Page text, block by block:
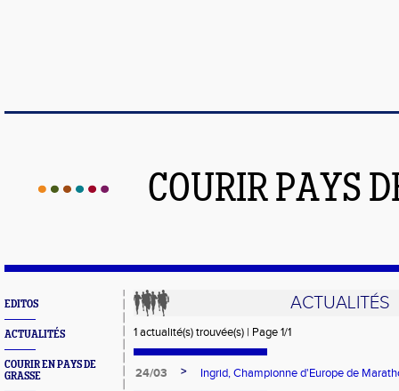
COURIR PAYS
EDITOS
ACTUALITÉS
COURIR EN PAYS DE
GRASSE
ACTUALITÉS
1 actualité(s) trouvée(s) | Page 1/1
24/03 > Ingrid, Championne d'Europe de